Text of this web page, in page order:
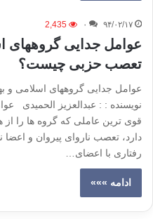
۹۴/۰۲/۱۷ ۰ 2,435
عوامل جدایی گروههای
تعصب حزبی چیست؟
عوامل جدایی گروههای اسلامی
نویسنده : : عبدالعزیز الحمیدی
قوی ترین عاملی که گروه ها را
دارد، تعصب ناروای پیروان و
رفتاری با اعضای…
ادامه »»»